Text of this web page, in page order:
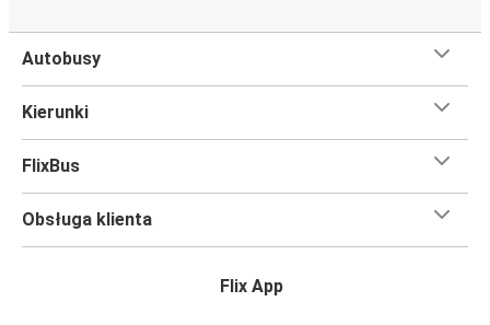
trasie Budapeszt - Białystok
Podróż na trasie Budapeszt - Białystok na pokładzie
FlixBusa oznacza wygodną podróż w wielkim stylu, z
jedną sztuka bagażu
podręcznego i jedną sztukę bagażu głównego
martwić, że nie wystarczy Ci miejsca w bagażu.
Autobusy
Kierunki
FlixBus
Obsługa klienta
Flix App